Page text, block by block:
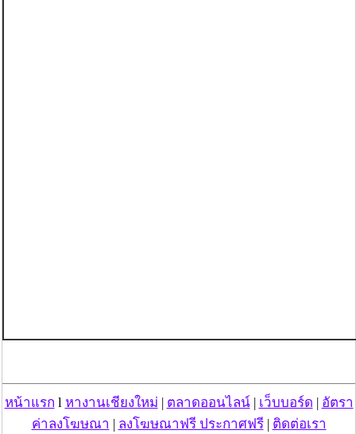
หน้าแรก l หางานเชียงใหม่ | ตลาดออนไลน์| เว็บบอร์ด | อัตรา
ค่าลงโฆษณา | ลงโฆษณาฟรี ประกาศฟรี| ติดต่อเรา